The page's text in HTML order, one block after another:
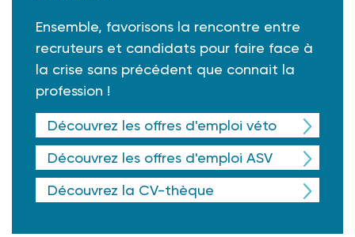
Ensemble, favorisons la rencontre entre
recruteurs et candidats pour faire face à
la crise sans précédent que connait la
profession !
Découvrez les offres d'emploi véto
Découvrez les offres d'emploi ASV
Découvrez la CV-thèque